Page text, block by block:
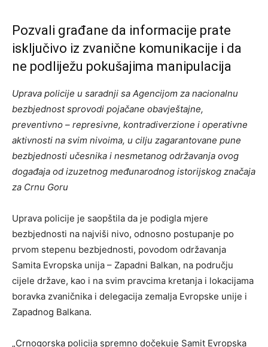
Pozvali građane da informacije prate
isključivo iz zvanične komunikacije i da
ne podliježu pokušajima manipulacija
Uprava policije u saradnji sa Agencijom za nacionalnu
bezbjednost sprovodi pojačane obavještajne,
preventivno – represivne, kontradiverzione i operativne
aktivnosti na svim nivoima, u cilju zagarantovane pune
bezbjednosti učesnika i nesmetanog održavanja ovog
događaja od izuzetnog međunarodnog istorijskog značaja
za Crnu Goru
Uprava policije je saopštila da je podigla mjere
bezbjednosti na najviši nivo, odnosno postupanje po
prvom stepenu bezbjednosti, povodom održavanja
Samita Evropska unija – Zapadni Balkan, na području
cijele države, kao i na svim pravcima kretanja i lokacijama
boravka zvaničnika i delegacija zemalja Evropske unije i
Zapadnog Balkana.
„Crnogorska policija spremno dočekuje Samit Evropska